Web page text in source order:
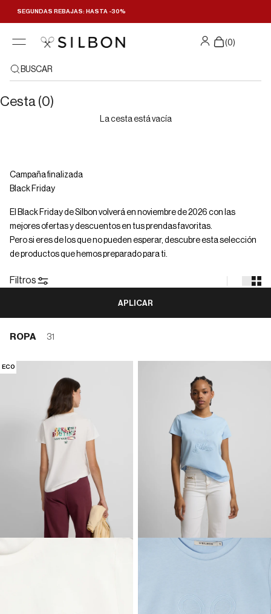
SEGUNDAS REBAJAS: HASTA -30%
(0)
BUSCAR
Cesta (0)
La cesta está vacía
Campaña finalizada
Black Friday
El Black Friday de Silbon volverá en noviembre de 2026 con las
mejores ofertas y descuentos en tus prendas favoritas.
Pero si eres de los que no pueden esperar, descubre esta selección
de productos que hemos preparado para ti.
Filtros
APLICAR
ROPA 31
ECO